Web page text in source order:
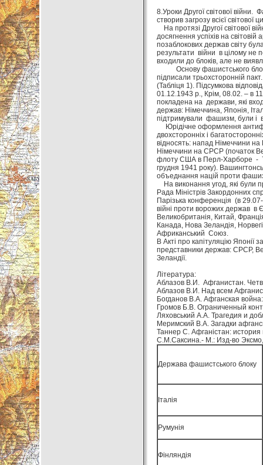
8.Уроки Другої світової війни.
створив загрозу всієї світової
На протязі Другої світової
досягнення успіхів на
позаблокових держав світу
результати війни в цілому не
входили до блоків, але не
Основу фашистського блоку
підписали трьохсторонній
(Табліця 1). Підсумкова
01.12.1943 р., Крім, 08.02. – в
покладена на держави, які
держав: Німеччина, Японія,
підтримували фашизм, були і
Юрідічне оформлення
двохсторонніх і
відносять: напад Німеччини на
Німеччини на СРСР (початок
флоту США в Перл-Харборе - 7
грудня 1941 року).
объеднання націй проти
На виконання угод, які були
Рада Міністрів Закордонних
Парізька конференція (в
війні проти ворожих держав
Великобританія, Китай,
Канада, Нова Зеландія,
Африканський Союз.
В Акті про капітуляцію Японії
представники держав: СРСР,
Зеландії.
Література:
Аблазов В.И. Афганистан.
Аблазов В.И. Над всем
Богданов В.А. Афганская
Громов Б.В. Ограниченный
Ляховський А.А. Трагедия и
Меримский В.А. Загадки
Таннер С. Афганістан: история
С.М.Саксина.- М.: Изд-во
Держава фашистського блоку
Італія
Румунія
Фінляндія